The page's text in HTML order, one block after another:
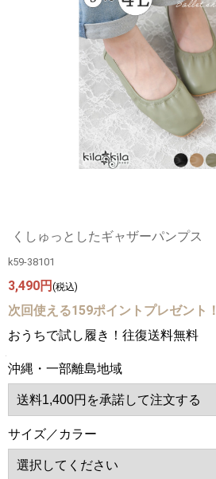
くしゅっとしたギャザーパンプス
k59-38101
3,490円 (税込)
次回使える159ポイントプレゼント！
おうちで試し履き！往復送料無料
沖縄・一部離島地域
サイズ／カラー